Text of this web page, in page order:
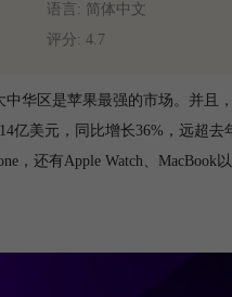
语言: 简体中文
评分: 4.7
华区是苹果最强的市场。并且
亿美元，同比增长36%，远超
，还有Apple Watch、MacBook